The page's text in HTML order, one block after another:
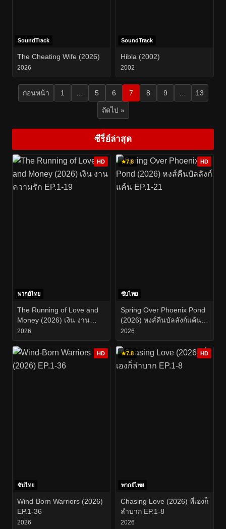
SoundTrack
The Cheating Wife (2026)
2026
SoundTrack
Hibla (2002)
2002
ก่อนหน้า 1 5 6 7 8 9 13
ถัดไป »
ซีรี่ย์ล่าสุด
HD
พากย์ไทย
The Running of Love and
Money (2026) เงิน งาน
ความรัก EP.1-19
2026
★7.8 HD
ซับไทย
Spring Over Phoenix Pond
(2026) หงส์คืนบัลลังก์แค้น
EP.1-21
2026
HD
ซับไทย
Wind-Born Warriors (2026)
EP.1-36
2026
★7.8 HD
พากย์ไทย
Chasing Love (2026) พี่เองก็
ลำบาก EP.1-8
2026